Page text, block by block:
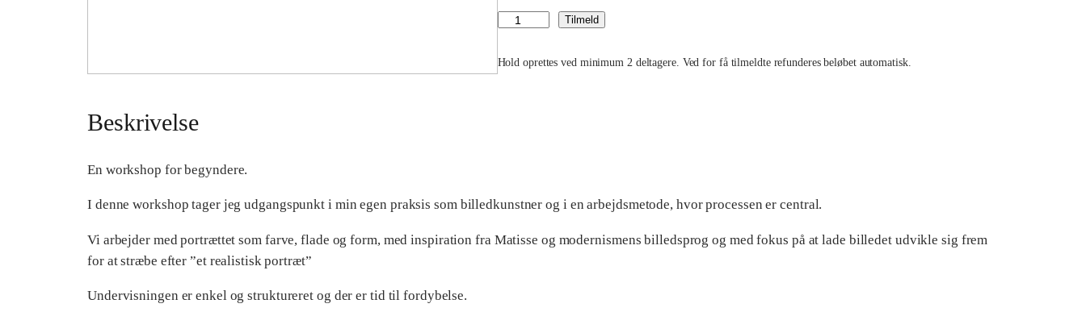
A
m
t
p
Tilmeld
Hold oprettes ved minimum 2 deltagere. Ved for få tilmeldte refunderes beløbet automatisk.
Beskrivelse
En workshop for begyndere.
I denne workshop tager jeg udgangspunkt i min egen praksis som billedkunstner og i en arbejdsmetode, hvor processen er central.
Vi arbejder med portrættet som farve, flade og form, med inspiration fra Matisse og modernismens billedsprog og med fokus på at lade billedet udvikle sig frem
for at stræbe efter ”et realistisk portræt”
Undervisningen er enkel og struktureret og der er tid til fordybelse.